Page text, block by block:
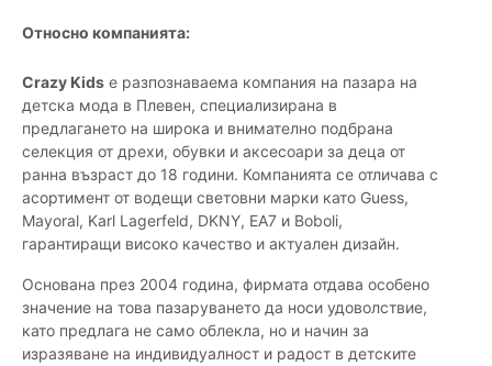
Относно компанията:
Crazy Kids е разпознаваема компания на пазара на
детска мода в Плевен, специализирана в
предлагането на широка и внимателно подбрана
селекция от дрехи, обувки и аксесоари за деца от
ранна възраст до 18 години. Компанията се отличава с
асортимент от водещи световни марки като Guess,
Mayoral, Karl Lagerfeld, DKNY, EA7 и Boboli,
гарантиращи високо качество и актуален дизайн.
Основана през 2004 година, фирмата отдава особено
значение на това пазаруването да носи удоволствие,
като предлага не само облекла, но и начин за
изразяване на индивидуалност и радост в детските